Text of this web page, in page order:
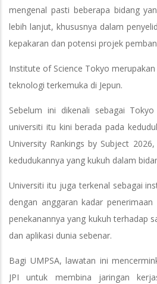
mengenal pasti beberapa bidang
lebih lanjut, khususnya dalam
kepakaran dan potensi projek
Institute of Science Tokyo
teknologi terkemuka di Jepun.
Sebelum ini dikenali sebagai
universiti itu kini berada pada
University Rankings by Subject
kedudukannya yang kukuh dalam
Universiti itu juga terkenal sebagai
dengan anggaran kadar
penekanannya yang kukuh terhadap
dan aplikasi dunia sebenar.
Bagi UMPSA, lawatan ini
JPI untuk membina jaringan